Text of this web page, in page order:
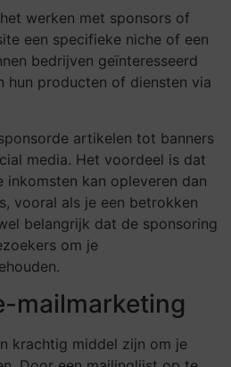
werken met sponsors of
een specifieke niche of een
bedrijven geïnteresseerd
hun producten of diensten via
artikelen tot banners
media. Het voordeel is dat
inkomsten kan opleveren dan
vooral als je een betrokken
belangrijk dat de sponsoring
om je
mailmarketing
krachtig middel zijn om je